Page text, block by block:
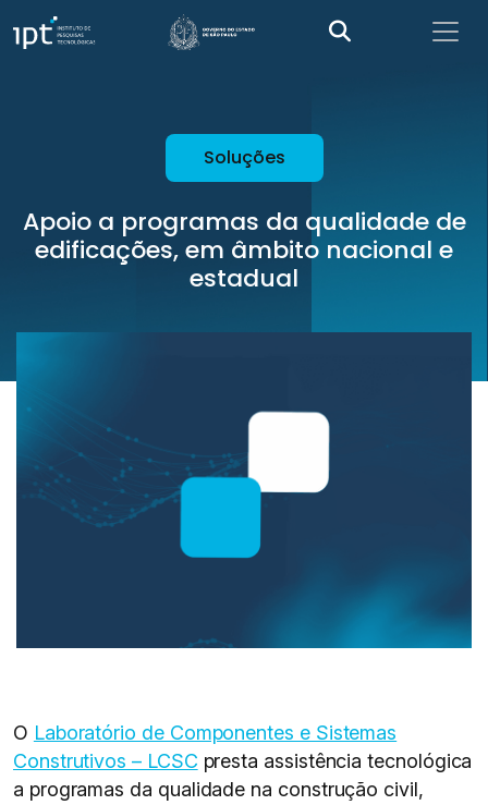
Soluções
Apoio a programas da qualidade de
edificações, em âmbito nacional e
estadual
O Laboratório de Componentes e Sistemas
Construtivos – LCSC presta assistência tecnológica
a programas da qualidade na construção civil,